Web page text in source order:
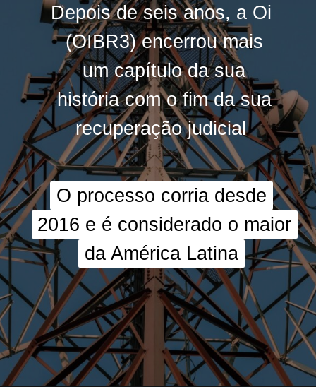
O processo corria desde
2016 e é considerado o maior
da América Latina
O processo corria desde
2016 e é considerado o maior
da América Latina
Depois de seis anos, a Oi
(OIBR3) encerrou mais
um capítulo da sua
história com o fim da sua
recuperação judicial
Depois de seis anos, a Oi
(OIBR3) encerrou mais
um capítulo da sua
história com o fim da sua
recuperação judicial